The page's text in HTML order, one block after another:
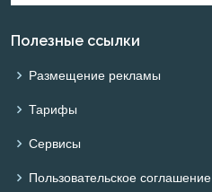
Полезные ссылки
Размещение рекламы
Тарифы
Сервисы
Пользовательское соглашение